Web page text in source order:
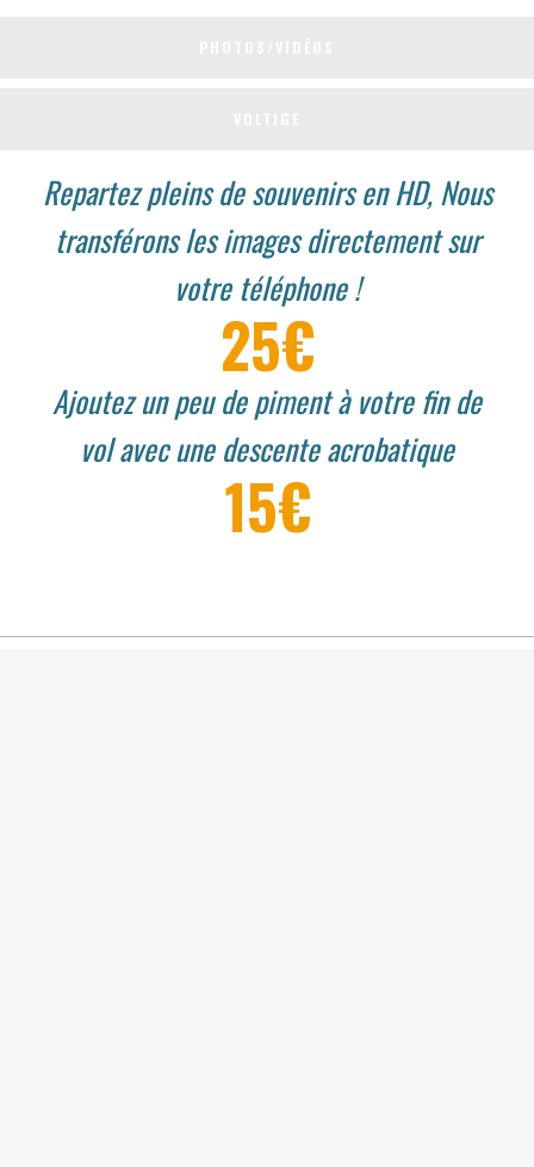
Repartez pleins de souvenirs en HD, Nous
transférons les images directement sur
votre téléphone !
25€
Ajoutez un peu de piment à votre fin de
vol avec une descente acrobatique
15€